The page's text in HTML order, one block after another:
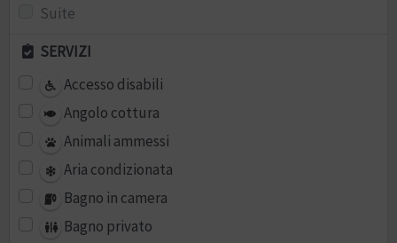
Suite
SERVIZI
Accesso disabili
Angolo cottura
Animali ammessi
Aria condizionata
Bagno in camera
Bagno privato